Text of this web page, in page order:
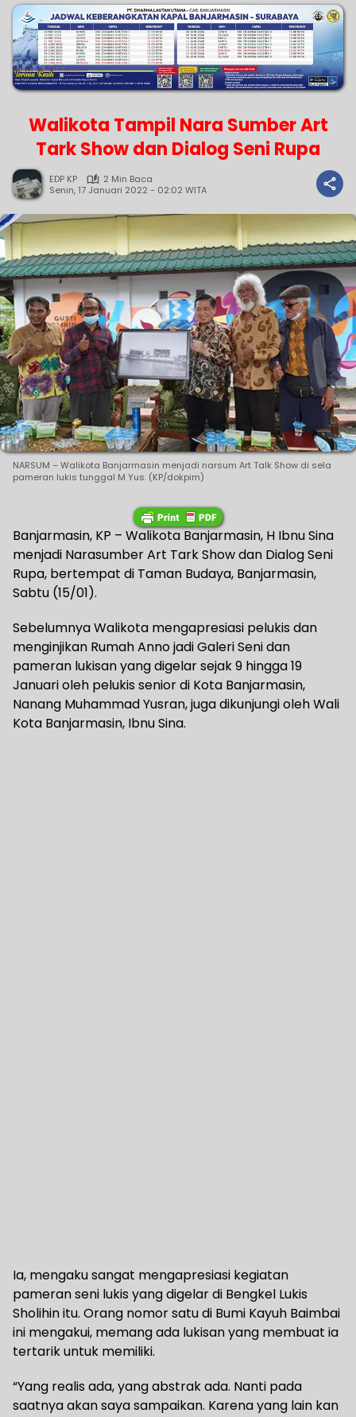
Walikota Tampil Nara Sumber Art
Tark Show dan Dialog Seni Rupa
EDP KP
2 Min Baca
Senin, 17 Januari 2022 - 02:02 WITA
NARSUM – Walikota Banjarmasin menjadi narsum Art Talk Show di sela
pameran lukis tunggal M Yus. (KP/dokpim)
Banjarmasin, KP – Walikota Banjarmasin, H Ibnu Sina
menjadi Narasumber Art Tark Show dan Dialog Seni
Rupa, bertempat di Taman Budaya, Banjarmasin,
Sabtu (15/01).
Sebelumnya Walikota mengapresiasi pelukis dan
menginjikan Rumah Anno jadi Galeri Seni dan
pameran lukisan yang digelar sejak 9 hingga 19
Januari oleh pelukis senior di Kota Banjarmasin,
Nanang Muhammad Yusran, juga dikunjungi oleh Wali
Kota Banjarmasin, Ibnu Sina.
Ia, mengaku sangat mengapresiasi kegiatan
pameran seni lukis yang digelar di Bengkel Lukis
Sholihin itu. Orang nomor satu di Bumi Kayuh Baimbai
ini mengakui, memang ada lukisan yang membuat ia
tertarik untuk memiliki.
“Yang realis ada, yang abstrak ada. Nanti pada
saatnya akan saya sampaikan. Karena yang lain kan